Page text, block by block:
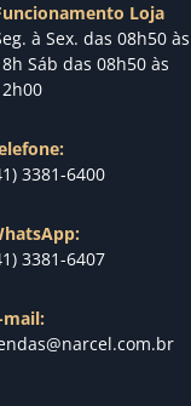
Loja
à Sex. das 08h50 às
Sáb das 08h50 às
3381-6400
3381-6407
mail: